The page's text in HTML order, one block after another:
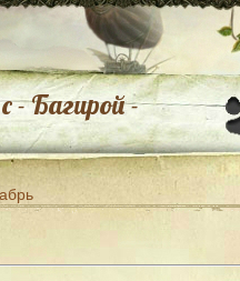
- Багирой -